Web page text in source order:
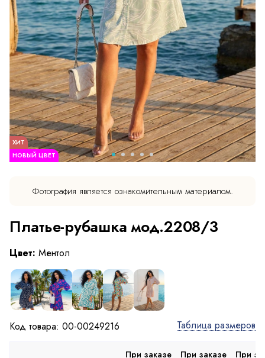
НОВЫЙ ЦВЕТ
ХИТ
Фотография является ознакомительным материалом.
Платье-рубашка мод.2208/3
Цвет: Ментол
Код товара: 00-00249216 Таблица размеров
При заказе
При заказе
При